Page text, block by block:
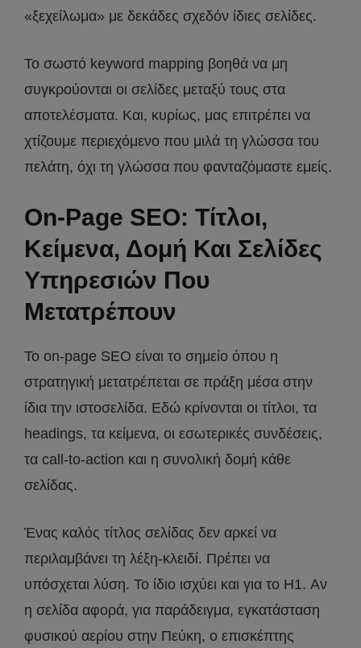
«ξεχείλωμα» με δεκάδες σχεδόν ίδιες σελίδες.
Το σωστό keyword mapping βοηθά να μη
συγκρούονται οι σελίδες μεταξύ τους στα
αποτελέσματα. Και, κυρίως, μας επιτρέπει να
χτίζουμε περιεχόμενο που μιλά τη γλώσσα του
πελάτη, όχι τη γλώσσα που φανταζόμαστε εμείς.
On-Page SEO: Τίτλοι,
Κείμενα, Δομή Και Σελίδες
Υπηρεσιών Που
Μετατρέπουν
Το on-page SEO είναι το σημείο όπου η
στρατηγική μετατρέπεται σε πράξη μέσα στην
ίδια την ιστοσελίδα. Εδώ κρίνονται οι τίτλοι, τα
headings, τα κείμενα, οι εσωτερικές συνδέσεις,
τα call-to-action και η συνολική δομή κάθε
σελίδας.
Ένας καλός τίτλος σελίδας δεν αρκεί να
περιλαμβάνει τη λέξη-κλειδί. Πρέπει να
υπόσχεται λύση. Το ίδιο ισχύει και για το H1. Αν
η σελίδα αφορά, για παράδειγμα, εγκατάσταση
φυσικού αερίου στην Πεύκη, ο επισκέπτης